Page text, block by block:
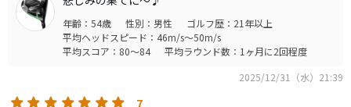
イングには何の邪魔も感じませんでした。
初ラウンドではそのままラウンドしましたが、普段の持ち
球とは逆のドローに苦戦。その後中古のTB50Sに差し替え
として打点は真ん中より外めなため、打感はやや硬い印象
です。
年齢：54歳 性別：男性
ゴルフ歴：21年以上
平均ヘッドスピード：46m/s～50m/s
平均スコア：80～84
平均ラウンド数：1ヶ月に2回程度
2025/12/31（水）21:39
7